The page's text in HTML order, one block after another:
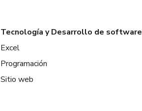
Tecnología y Desarrollo de software
Excel
Programación
Sitio web